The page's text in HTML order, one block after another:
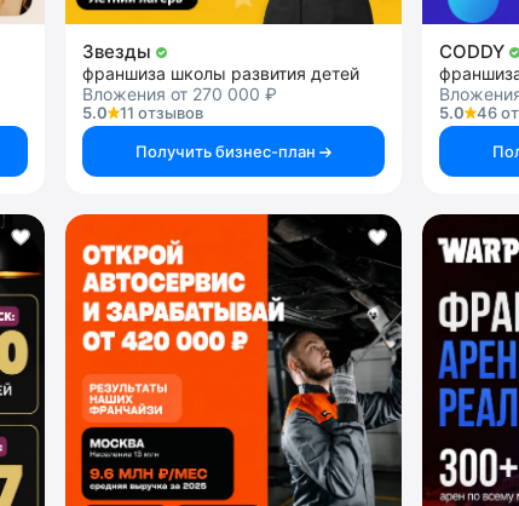
Звезды
франшиза школы развития детей
Вложения от 270 000 ₽
5.0
11 отзывов
Получить бизнес-план
CODDY
5.0
46